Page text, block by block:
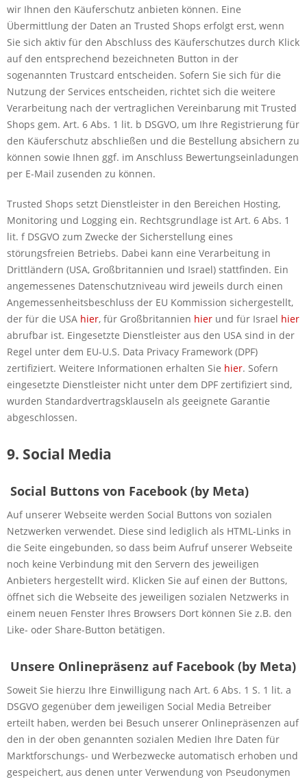
wir Ihnen den Käuferschutz anbieten können. Eine
Übermittlung der Daten an Trusted Shops erfolgt erst, wenn
Sie sich aktiv für den Abschluss des Käuferschutzes durch Klick
auf den entsprechend bezeichneten Button in der
sogenannten Trustcard entscheiden. Sofern Sie sich für die
Nutzung der Services entscheiden, richtet sich die weitere
Verarbeitung nach der vertraglichen Vereinbarung mit Trusted
Shops gem. Art. 6 Abs. 1 lit. b DSGVO, um Ihre Registrierung für
den Käuferschutz abschließen und die Bestellung absichern zu
können sowie Ihnen ggf. im Anschluss Bewertungseinladungen
per E-Mail zusenden zu können.
Trusted Shops setzt Dienstleister in den Bereichen Hosting,
Monitoring und Logging ein. Rechtsgrundlage ist Art. 6 Abs. 1
lit. f DSGVO zum Zwecke der Sicherstellung eines
störungsfreien Betriebs. Dabei kann eine Verarbeitung in
Drittländern (USA, Großbritannien und Israel) stattfinden. Ein
angemessenes Datenschutzniveau wird jeweils durch einen
Angemessenheitsbeschluss der EU Kommission sichergestellt,
der für die USA hier, für Großbritannien hier und für Israel hier
abrufbar ist. Eingesetzte Dienstleister aus den USA sind in der
Regel unter dem EU-U.S. Data Privacy Framework (DPF)
zertifiziert. Weitere Informationen erhalten Sie hier. Sofern
eingesetzte Dienstleister nicht unter dem DPF zertifiziert sind,
wurden Standardvertragsklauseln als geeignete Garantie
abgeschlossen.
9. Social Media
Social Buttons von Facebook (by Meta)
Auf unserer Webseite werden Social Buttons von sozialen
Netzwerken verwendet. Diese sind lediglich als HTML-Links in
die Seite eingebunden, so dass beim Aufruf unserer Webseite
noch keine Verbindung mit den Servern des jeweiligen
Anbieters hergestellt wird. Klicken Sie auf einen der Buttons,
öffnet sich die Webseite des jeweiligen sozialen Netzwerks in
einem neuen Fenster Ihres Browsers Dort können Sie z.B. den
Like- oder Share-Button betätigen.
Unsere Onlinepräsenz auf Facebook (by Meta)
Soweit Sie hierzu Ihre Einwilligung nach Art. 6 Abs. 1 S. 1 lit. a
DSGVO gegenüber dem jeweiligen Social Media Betreiber
erteilt haben, werden bei Besuch unserer Onlinepräsenzen auf
den in der oben genannten sozialen Medien Ihre Daten für
Marktforschungs- und Werbezwecke automatisch erhoben und
gespeichert, aus denen unter Verwendung von Pseudonymen